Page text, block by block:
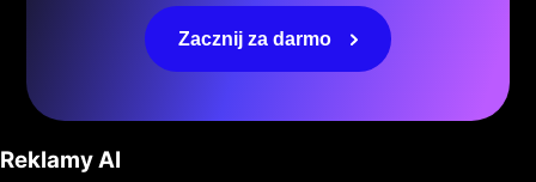
Zacznij za darmo
Reklamy AI